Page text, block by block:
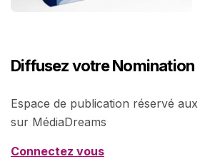
Diffusez votre Nomination
Espace de publication réservé
sur MédiaDreams
Connectez vous